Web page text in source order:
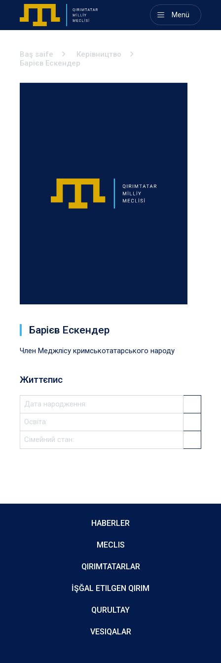
Menü
Baş saife
Керівництво
Барієв Ескендер
Барієв Ескендер
Член Меджлісу кримськотатарського народу
Життєпис
Дата народження:
Освіта:
Сімейний стан:
HABERLER
MECLIS
QIRIMTATARLAR
İŞĞAL ETILGEN QIRIM
QURULTAY
VESIQALAR